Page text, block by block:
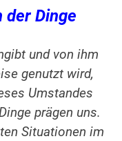
der Dinge
und von ihm
genutzt wird,
Umstandes
prägen uns.
Situationen im